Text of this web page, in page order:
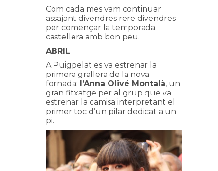
Com cada mes vam continuar
assajant divendres rere divendres
per començar la temporada
castellera amb bon peu.
ABRIL
A Puigpelat es va estrenar la
primera grallera de la nova
fornada: l’Anna Olivé Montalà, un
gran fitxatge per al grup que va
estrenar la camisa interpretant el
primer toc d’un pilar dedicat a un
pi.